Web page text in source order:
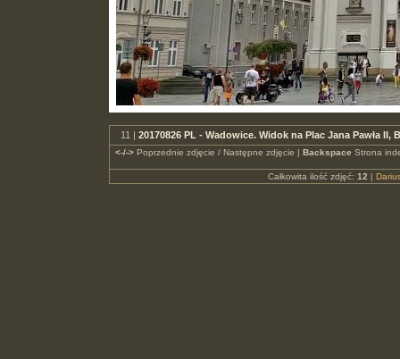
11 | 20170826 PL - Wadowice. Widok na Plac Jana Pawła
<-/->Poprzednie zdjęcie / Następne zdjęcie | Backspace Strona
Całkowita ilość zdjęć: 12 |